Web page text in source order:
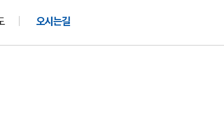
오시는길